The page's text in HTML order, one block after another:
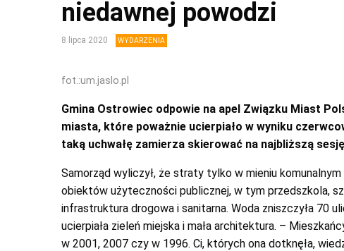
niedawnej powodzi
8 lipca 2020 WYDARZENIA
fot.:um.jaslo.pl
Gmina Ostrowiec odpowie na apel Związku Miast
miasta, które poważnie ucierpiało w wyniku
taką uchwałę zamierza skierować na najbliższą sesję
Samorząd wyliczył, że straty tylko w mieniu
obiektów użyteczności publicznej, w tym przedszkola,
infrastruktura drogowa i sanitarna. Woda zniszczyła 70
ucierpiała zieleń miejska i mała architektura. –
w 2001, 2007 czy w 1996. Ci, których ona dotknęła,